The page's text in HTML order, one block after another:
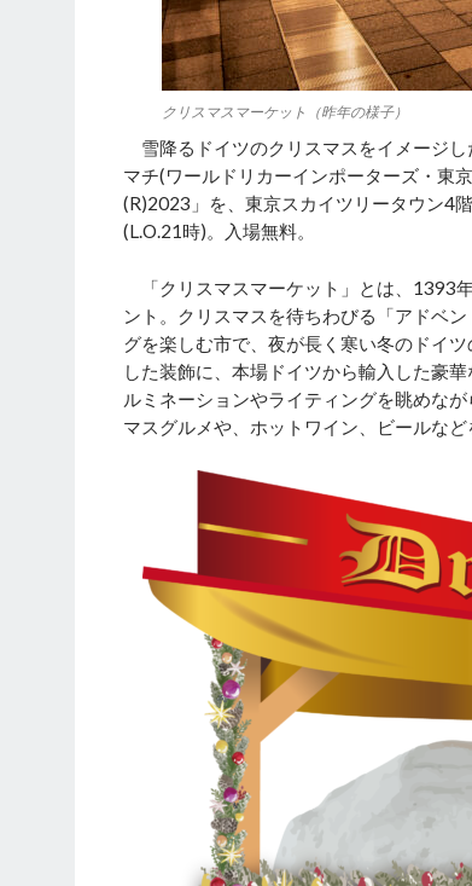
クリスマスマーケット（昨年の様子）
雪降るドイツのクリスマスをイメージ
マチ(ワールドリカーインポーターズ・東
(R)2023」を、東京スカイツリータウン4
(L.O.21時)。入場無料。
「クリスマスマーケット」とは、1393
ント。クリスマスを待ちわびる「アドベ
グを楽しむ市で、夜が長く寒い冬のドイ
した装飾に、本場ドイツから輸入した豪
ルミネーションやライティングを眺めな
マスグルメや、ホットワイン、ビールなど